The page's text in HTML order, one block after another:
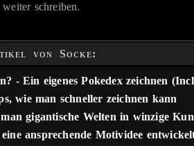
schreiben.
von Socke:
- Ein eigenes Pokedex zeichnen
wie man schneller zeichnen kann
gigantische Welten in winzige
ansprechende Motividee